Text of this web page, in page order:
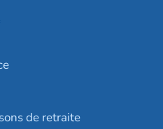
de retraite